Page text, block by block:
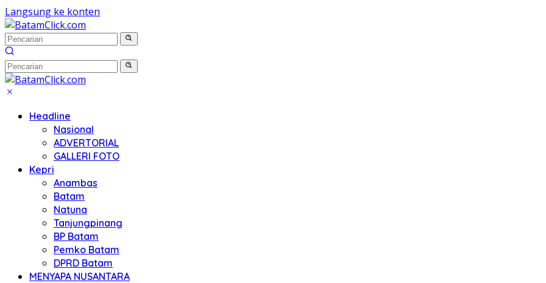
Langsung ke konten
Headline
Nasional
ADVERTORIAL
GALLERI FOTO
Kepri
Anambas
Batam
Natuna
Tanjungpinang
BP Batam
Pemko Batam
DPRD Batam
MENYAPA NUSANTARA